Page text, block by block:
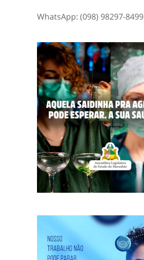
WhatsApp: (098) 98297-8499